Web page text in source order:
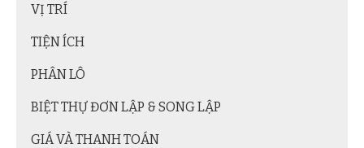
VỊ TRÍ
TIỆN ÍCH
PHÂN LÔ
BIỆT THỰ ĐƠN LẬP & SONG LẬP
GIÁ VÀ THANH TOÁN